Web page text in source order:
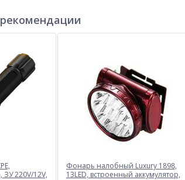
23.00
$22.00
ЗУ 220V/12V,
Фонарь налобный Luxury 1898,
13LED, встроенный аккумулятор,